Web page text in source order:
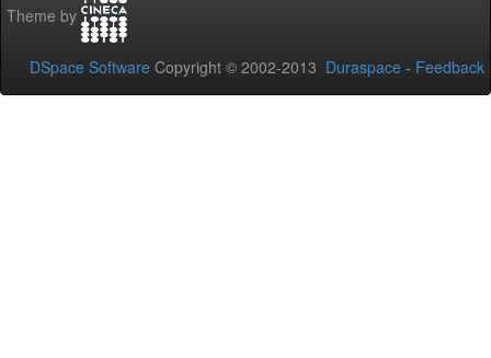
Theme by
DSpace Software Copyright © 2002-2013 Duraspace - Feedback